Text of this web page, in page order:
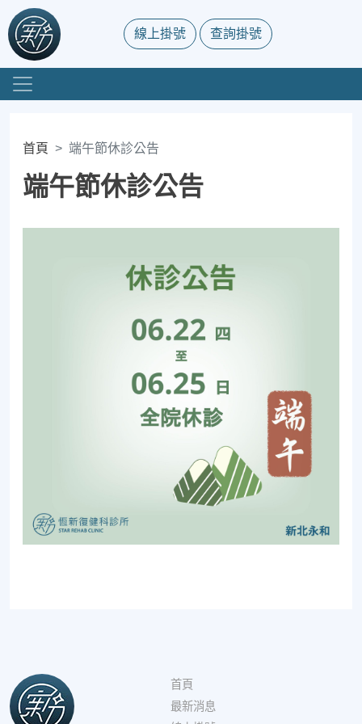
線上掛號 查詢掛號
首頁 端午節休診公告
端午節休診公告
首頁
最新消息